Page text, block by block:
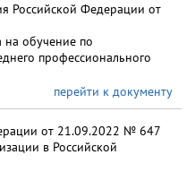
Российской Федерации от
обучение по
профессионального
перейти к документу
от 21.09.2022 № 647
в Российской